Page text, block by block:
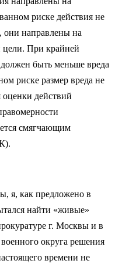
риске действия не
они направлены на
цели. При крайней
быть меньше вреда
риске размер вреда не
оценки действий
смягчающим
я, как предложено в
найти «живые»
г. Москвы и в
округа решения
времени не